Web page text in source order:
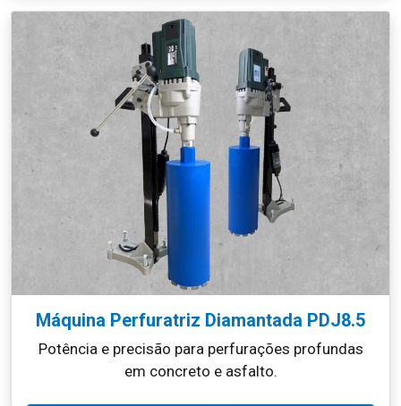
Máquina Perfuratriz Diamantada PDJ8.5
Potência e precisão para perfurações profundas
em concreto e asfalto.